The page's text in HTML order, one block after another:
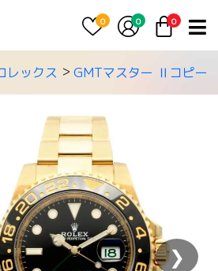
0 0 0
レックス GMTマスター Ⅱコピー
❯